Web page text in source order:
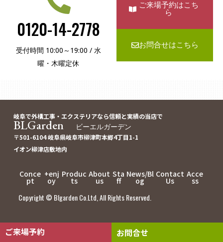
ご来場予約 お問合せ
0120-14-2778
受付時間 10:00～19:00 / 水
曜・木曜定休
ご来場予約はこち
ら
お問合せはこちら
岐阜で外構工事・エクステリアなら信頼と実績の当店で
BLGarden ビーエルガーデン
〒501-6104 岐阜県岐阜市柳津町本郷4丁目1-1
イオン柳津店敷地内
Conce
pt
+enj
oy
Produc
ts
About
us
Sta
ff
News/Bl
og
Contact
Us
Acce
ss
Copyright © Blgarden Co.Ltd, All Rights Reserved.